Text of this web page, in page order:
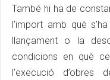
També hi ha de
l’import amb què
llançament o la
condicions en què
l’execució